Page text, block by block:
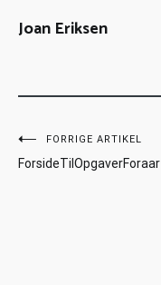
Joan Eriksen
FORRIGE ARTIKEL
ForsideTilOpgaverForaar